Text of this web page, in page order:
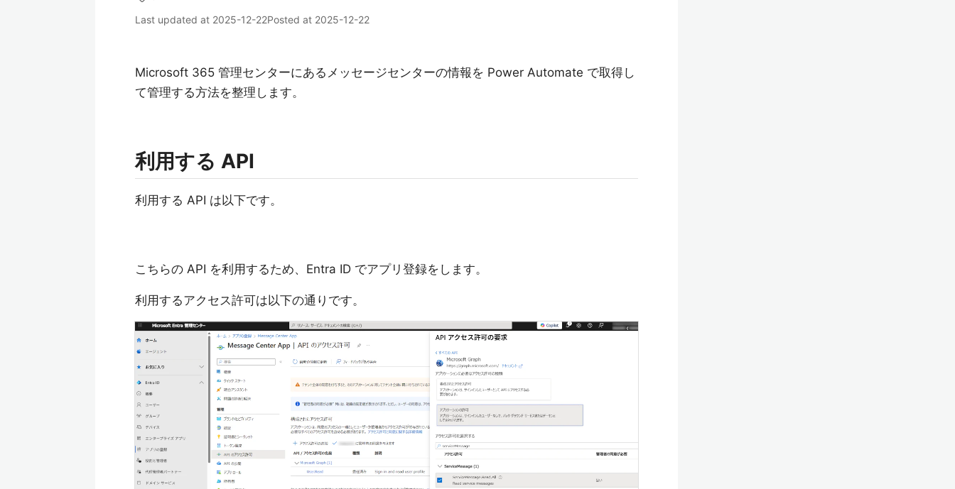
Last updated at 2025-12-22Posted at 2025-12-22
Microsoft 365 管理センターにあるメッセージセンターの情報を Power Automate で取得し
て管理する方法を整理します。
利用する API
利用する API は以下です。
こちらの API を利用するため、Entra ID でアプリ登録をします。
利用するアクセス許可は以下の通りです。